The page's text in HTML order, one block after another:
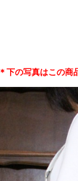
＊下の写真はこの商